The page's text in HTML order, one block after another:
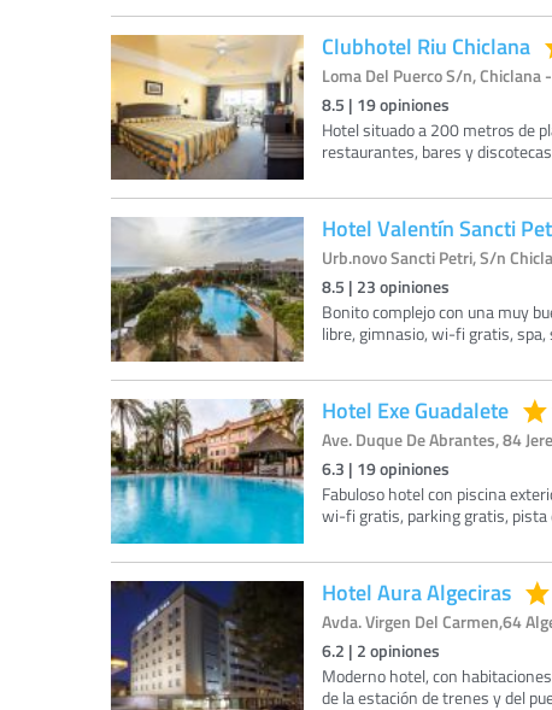
Clubhotel Riu Chiclana
Loma Del Puerco S/n, Chiclana
8.5 | 19opiniones
Hotel situado a 200 metros de
restaurantes, bares y
Hotel Valentín Sancti
Urb.novo Sancti Petri, S/n
8.5 | 23 opiniones
Bonito complejo con una muy
libre, gimnasio, wi-fi gratis, spa,
Hotel Exe Guadalete
Ave. Duque De Abrantes, 84
6.3 | 19opiniones
Fabuloso hotel con piscina
wi-fi gratis, parking gratis, pista
Hotel Aura Algeciras
Avda. Virgen Del Carmen,64
6.2 | 2 opiniones
Moderno hotel, con
de la estación de trenes y del